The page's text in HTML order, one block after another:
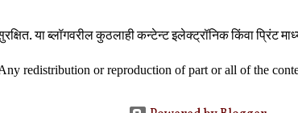
या ब्लॉगवरील कुठलाही कन्टेन्ट इलेक्ट्रॉनिक किंवा
redistribution or reproduction of part or all of the